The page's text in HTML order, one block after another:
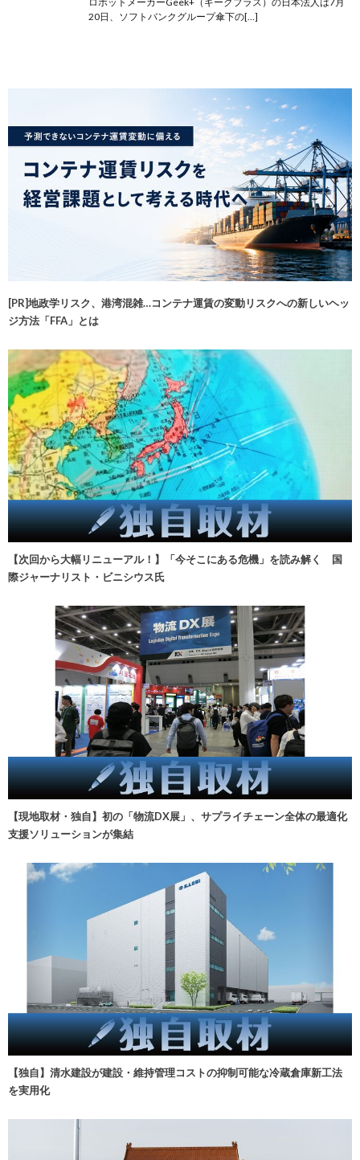
20日、ソフトバンクグループ傘下の[…]
[PR]地政学リスク、港湾混雑…コンテナ運賃の変動リスクへの新しいヘッ
ジ方法「FFA」とは
【次回から大幅リニューアル！】「今そこにある危機」を読み解く 国
際ジャーナリスト・ビニシウス氏
【現地取材・独自】初の「物流DX展」、サプライチェーン全体の最適化
支援ソリューションが集結
【独自】清水建設が建設・維持管理コストの抑制可能な冷蔵倉庫新工法
を実用化